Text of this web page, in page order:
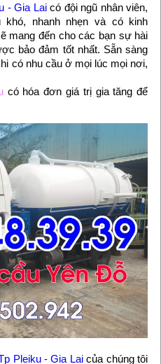
- Gia Laicó đội ngũ nhân viên,
nhanh nhẹn và có kinh
mang đến cho các bạn sự hài
bảo đảm tốt nhất. Sẵn sàng
có nhu cầu ở mọi lúc mọi nơi,
có hóa đơn giá trị gia tăng để
Pleiku - Gia Laicủa chúng tôi